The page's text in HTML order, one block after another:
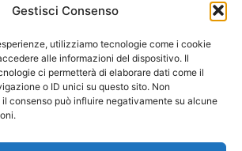
Gestisci Consenso
utilizziamo tecnologie come i cookie
alle informazioni del dispositivo. Il
ci permetterà di elaborare dati come il
o ID unici su questo sito. Non
consenso può influire negativamente su alcune
Padova un punto di aggregazione e di
del modellismo statico. Tra i Soci
Callegari e Gianni Besenzon.
Seguici Su